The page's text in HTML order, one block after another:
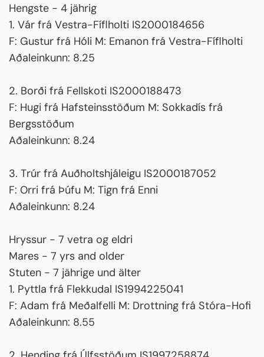
Hengste - 4 jährig
1. Vár frá Vestra-Fíflholti IS2000184656
F: Gustur frá Hóli M: Emanon frá Vestra-Fíflholti
Aðaleinkunn: 8.25
2. Borði frá Fellskoti IS2000188473
F: Hugi frá Hafsteinsstöðum M: Sokkadís frá
Bergsstöðum
Aðaleinkunn: 8.24
3. Trúr frá Auðholtshjáleigu IS2000187052
F: Orri frá Þúfu M: Tign frá Enni
Aðaleinkunn: 8.24
Hryssur - 7 vetra og eldri
Mares - 7 yrs and older
Stuten - 7 jährige und älter
1. Pyttla frá Flekkudal IS1994225041
F: Adam frá Meðalfelli M: Drottning frá Stóra-Hofi
Aðaleinkunn: 8.55